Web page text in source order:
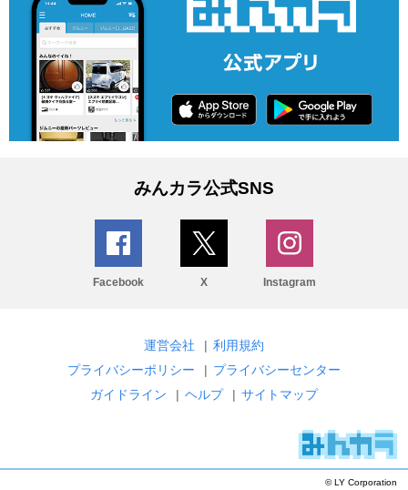
みんカラ公式SNS
Facebook X Instagram
運営会社 | 利用規約
プライバシーポリシー
| プライバシーセンター
ガイドライン
| ヘルプ | サイトマップ
© LY Corporation